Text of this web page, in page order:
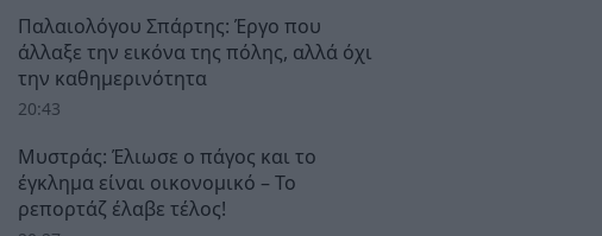
Παλαιολόγου Σπάρτης: Έργο που
άλλαξε την εικόνα της πόλης, αλλά όχι
την καθημερινότητα
20:43
Μυστράς: Έλιωσε ο πάγος και το
έγκλημα είναι οικονομικό – Το
ρεπορτάζ έλαβε τέλος!